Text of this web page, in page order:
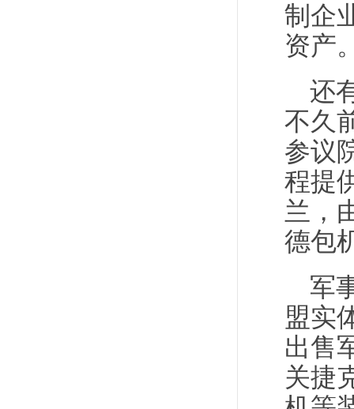
制企
资产
还
不久
参议
程提
兰，
德包
军
盟实
出售
关捷